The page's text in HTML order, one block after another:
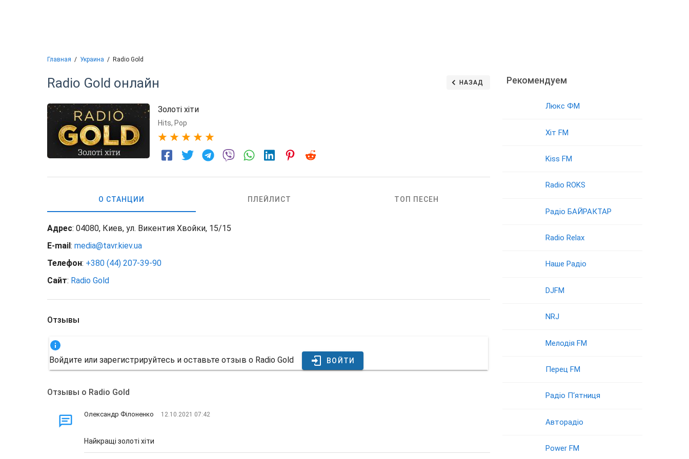
Главная Украина Radio Gold
Radio Gold онлайн НАЗАД
Золоті хіти
Hits, Pop
О СТАНЦИИ ПЛЕЙЛИСТ ТОП ПЕСЕН
Адрес: 04080, Киев, ул. Викентия Хвойки, 15/15
E-mail: media@tavr.kiev.ua
Телефон: +380 (44) 207-39-90
Сайт: Radio Gold
Отзывы
Войдите или зарегистрируйтесь и оставьте отзыв о Radio Gold ВОЙТИ
Отзывы о Radio Gold
Олександр Філоненко 12.10.2021 07:42
Найкращі золоті хіти
Рекомендуем
Люкс ФМ
Хіт FM
Kiss FM
Radio ROKS
Радіо БАЙРАКТАР
Radio Relax
Наше Радіо
DJFM
NRJ
Мелодія FM
Перец FM
Радіо П‘ятниця
Авторадіо
Power FM